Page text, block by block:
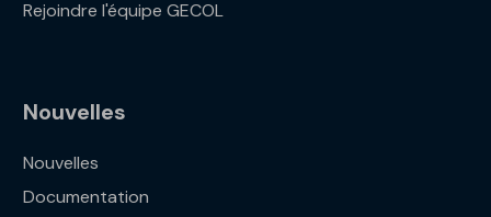
Rejoindre l'équipe GECOL
Nouvelles
Nouvelles
Documentation